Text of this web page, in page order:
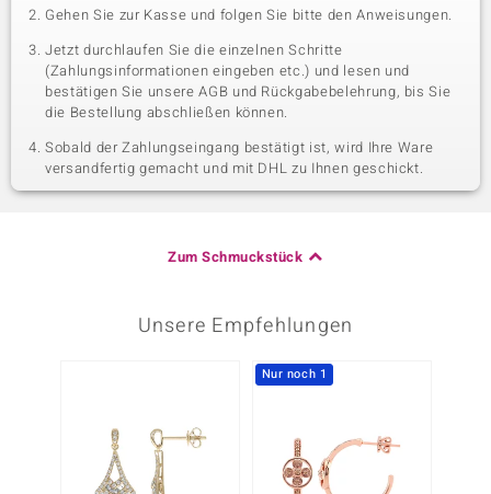
Gehen Sie zur Kasse und folgen Sie bitte den Anweisungen.
Jetzt durchlaufen Sie die einzelnen Schritte
(Zahlungsinformationen eingeben etc.) und lesen und
bestätigen Sie unsere AGB und Rückgabebelehrung, bis Sie
die Bestellung abschließen können.
Sobald der Zahlungseingang bestätigt ist, wird Ihre Ware
versandfertig gemacht und mit DHL zu Ihnen geschickt.
Zum Schmuckstück
Unsere Empfehlungen
Nur noch 1